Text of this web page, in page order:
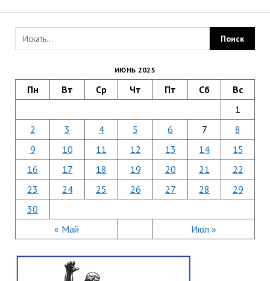
ИЮНЬ 2025
Пн Вт Ср Чт Пт Сб Вс
« Май Июл »
1
2
3 4 5 6 7
8
9
10 11 12 13 14
15
16
17 18 19 20 21
22
23
24 25 26 27 28
29
30